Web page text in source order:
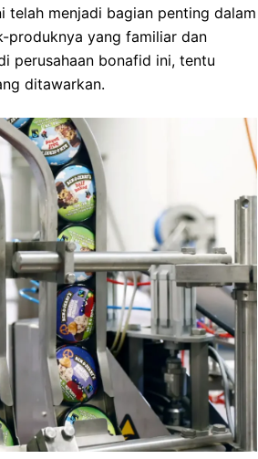
telah menjadi bagian penting dalam
produknya yang familiar dan
perusahaan bonafid ini, tentu
ditawarkan.